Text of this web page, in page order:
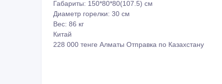
Габариты: 150*80*80(107.5) см
Диаметр горелки: 30 см
Вес: 86 кг
Китай
228 000 тенге Алматы Отправка по Казахстану